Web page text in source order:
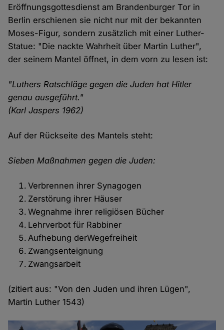
Eröffnungsgottesdienst am Brandenburger Tor in
Berlin erschienen sie nicht nur mit der bekannten
Moses-Figur, sondern zusätzlich mit einer Luther-
Statue: "Die nackte Wahrheit über Martin Luther",
der seinem Mantel öffnet, in dem vorn zu lesen ist:
"Luthers Ratschläge gegen die Juden hat Hitler
genau ausgeführt."
(Karl Jaspers 1962)
Auf der Rückseite des Mantels steht:
Sieben Maßnahmen gegen die Juden:
Verbrennen ihrer Synagogen
Zerstörung ihrer Häuser
Wegnahme ihrer religiösen Bücher
Lehrverbot für Rabbiner
Aufhebung derWegefreiheit
Zwangsenteignung
Zwangsarbeit
(zitiert aus: "Von den Juden und ihren Lügen",
Martin Luther 1543)